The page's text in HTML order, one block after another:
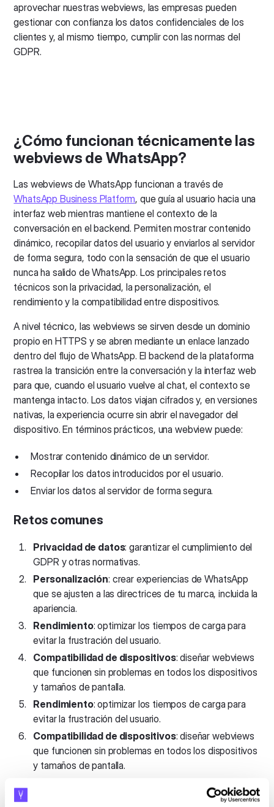
aprovechar nuestras webviews, las empresas pueden
gestionar con confianza los datos confidenciales de los
clientes y, al mismo tiempo, cumplir con las normas del
GDPR.
¿Cómo funcionan técnicamente las
webviews de WhatsApp?
Las webviews de WhatsApp funcionan a través de
WhatsApp Business Platform, que guía al usuario hacia una
interfaz web mientras mantiene el contexto de la
conversación en el backend. Permiten mostrar contenido
dinámico, recopilar datos del usuario y enviarlos al servidor
de forma segura, todo con la sensación de que el usuario
nunca ha salido de WhatsApp. Los principales retos
técnicos son la privacidad, la personalización, el
rendimiento y la compatibilidad entre dispositivos.
A nivel técnico, las webviews se sirven desde un dominio
propio en HTTPS y se abren mediante un enlace lanzado
dentro del flujo de WhatsApp. El backend de la plataforma
rastrea la transición entre la conversación y la interfaz web
para que, cuando el usuario vuelve al chat, el contexto se
mantenga intacto. Los datos viajan cifrados y, en versiones
nativas, la experiencia ocurre sin abrir el navegador del
dispositivo. En términos prácticos, una webview puede:
Mostrar contenido dinámico de un servidor.
Recopilar los datos introducidos por el usuario.
Enviar los datos al servidor de forma segura.
Retos comunes
Privacidad de datos: garantizar el cumplimiento del
GDPR y otras normativas.
Personalización: crear experiencias de WhatsApp
que se ajusten a las directrices de tu marca, incluida la
apariencia.
Rendimiento: optimizar los tiempos de carga para
evitar la frustración del usuario.
Compatibilidad de dispositivos: diseñar webviews
que funcionen sin problemas en todos los dispositivos
y tamaños de pantalla.
Rendimiento: optimizar los tiempos de carga para
evitar la frustración del usuario.
Compatibilidad de dispositivos: diseñar webviews
que funcionen sin problemas en todos los dispositivos
y tamaños de pantalla.
Hubtype aborda estos retos con protocolos de cifrado
avanzados, diseños livianos y pruebas rigurosas en varios